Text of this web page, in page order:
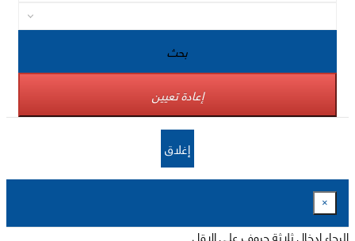
بحث
إعادة تعيين
إغلاق
×
الرجاء ادخال ثلاثة حروف على الاقل